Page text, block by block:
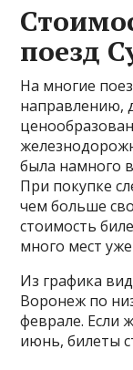
поезд
На многие
направлению,
была намного
При покупке
чем больше
стоимость
много мест
Из графика
Воронеж по
феврале. Если
июнь, билеты